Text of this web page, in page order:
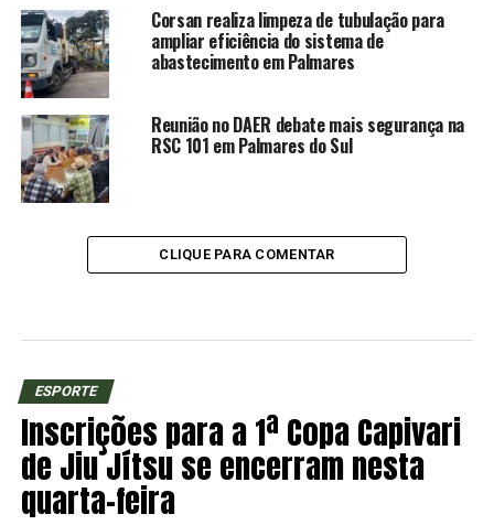
Corsan realiza limpeza de tubulação para
ampliar eficiência do sistema de
abastecimento em Palmares
Reunião no DAER debate mais segurança na
RSC 101 em Palmares do Sul
CLIQUE PARA COMENTAR
ESPORTE
Inscrições para a 1ª Copa Capivari
de Jiu Jítsu se encerram nesta
quarta-feira